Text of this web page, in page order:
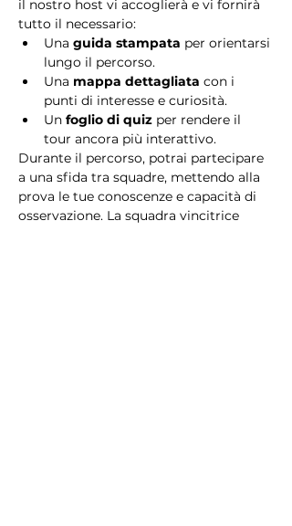
il nostro host vi accoglierà e vi fornirà
tutto il necessario:
Una guida stampata per orientarsi
lungo il percorso.
Una mappa dettagliata con i
punti di interesse e curiosità.
Un foglio di quiz per rendere il
tour ancora più interattivo.
Durante il percorso, potrai partecipare
a una sfida tra squadre, mettendo alla
prova le tue conoscenze e capacità di
osservazione. La squadra vincitrice